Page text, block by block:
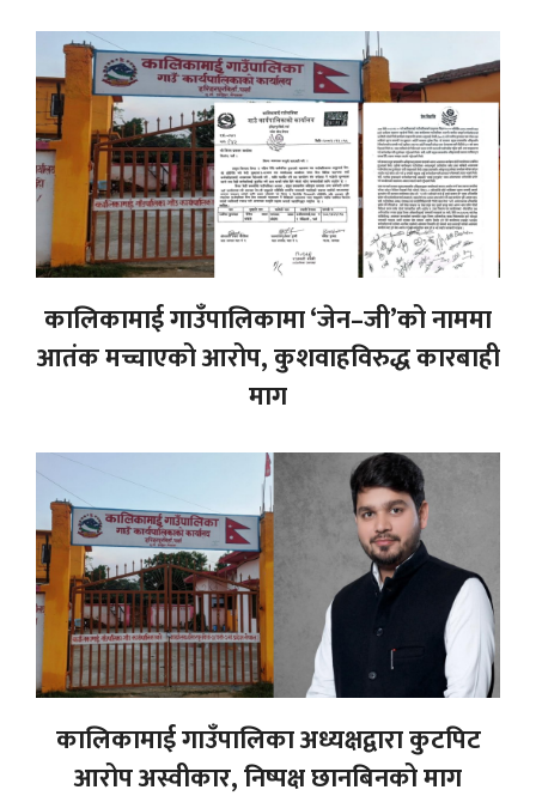
कालिकामाई गाउँपालिकामा ‘जेन–जी’को नाममा
आतंक मच्चाएको आरोप, कुशवाहविरुद्ध कारबाही
माग
कालिकामाई गाउँपालिका अध्यक्षद्वारा कुटपिट
आरोप अस्वीकार, निष्पक्ष छानबिनको माग